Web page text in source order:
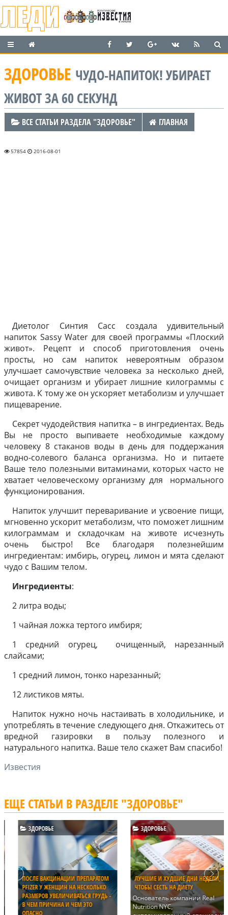
ЗДОРОВЬЕ ЧУДО-НАПИТОК! УБИРАЕТ
ЖИВОТ ЗА 60 СЕКУНД
ВСЕ СТАТЬИ РАЗДЕЛА "ЗДОРОВЬЕ" ГЛАВНАЯ
57854 2016-08-01
Диетолог Синтия Сасс создала удивительный
напиток Sassy Water для своей программы «Плоский
живот». Рецепт и способ приготовления очень
просты, но сам напиток невероятным образом
улучшает самочувствие человека за несколько дней,
очищает организм и убирает лишние килограммы с
живота. К тому же он ускоряет метаболизм и улучшает
пищеварение.
Секрет чудодействия напитка – в ингредиентах. Ведь
Вы не просто выпиваете необходимые каждому
человеку 8 стаканов воды в день для поддержания
водно-солевого баланса организма. Но и питаете
Ваше тело полезными витаминами, которых часто не
хватает человеческому организму для нормального
функционирования.
Напиток улучшит переваривание и усвоение пищи,
мгновенно ускорит метаболизм, что поможет лишним
килограммам и складочкам на животе исчезнуть
очень быстро! Все благодаря полезнейшим
ингредиентам: имбирь, огурец, лимон и мята сделают
чудо с Вашим телом.
Ингредиенты:
2 литра воды;
1 чайная ложка тертого имбиря;
1 средний огурец, очищенный, нарезанный
слайсами;
1 средний лимон, тонко нарезанный;
12 листиков мяты.
Напиток нужно ночь настаивать в холодильнике, и
употреблять в течение следующего дня. Откажитесь от
вредной газировки в пользу полезного и
натурального напитка. Ваше тело скажет Вам спасибо!
Известия
ЕЩЕ СТАТЬИ В РАЗДЕЛЕ "ЗДОРОВЬЕ"
ЗДОРОВЬЕ
ПОСЛЕ ВАКЦИНАЦИИ ПРЕПАРАТОМ
PFIZER У ЖЕНЩИН НА НЕСКОЛЬКО
РАЗМЕРОВ УВЕЛИЧИВАТЬСЯ ГРУДЬ -
В ЧЕМ ПРИЧИНА И ЧЕМ ЭТО
ОПАСНО
ЗДОРОВЬЕ
ЛУЧШИЕ И ХУДШИЕ ДНИ НЕДЕЛИ,
ЧТОБЫ СЕСТЬ НА ДИЕТУ
Основатель компании Real
Nutrition NYC,